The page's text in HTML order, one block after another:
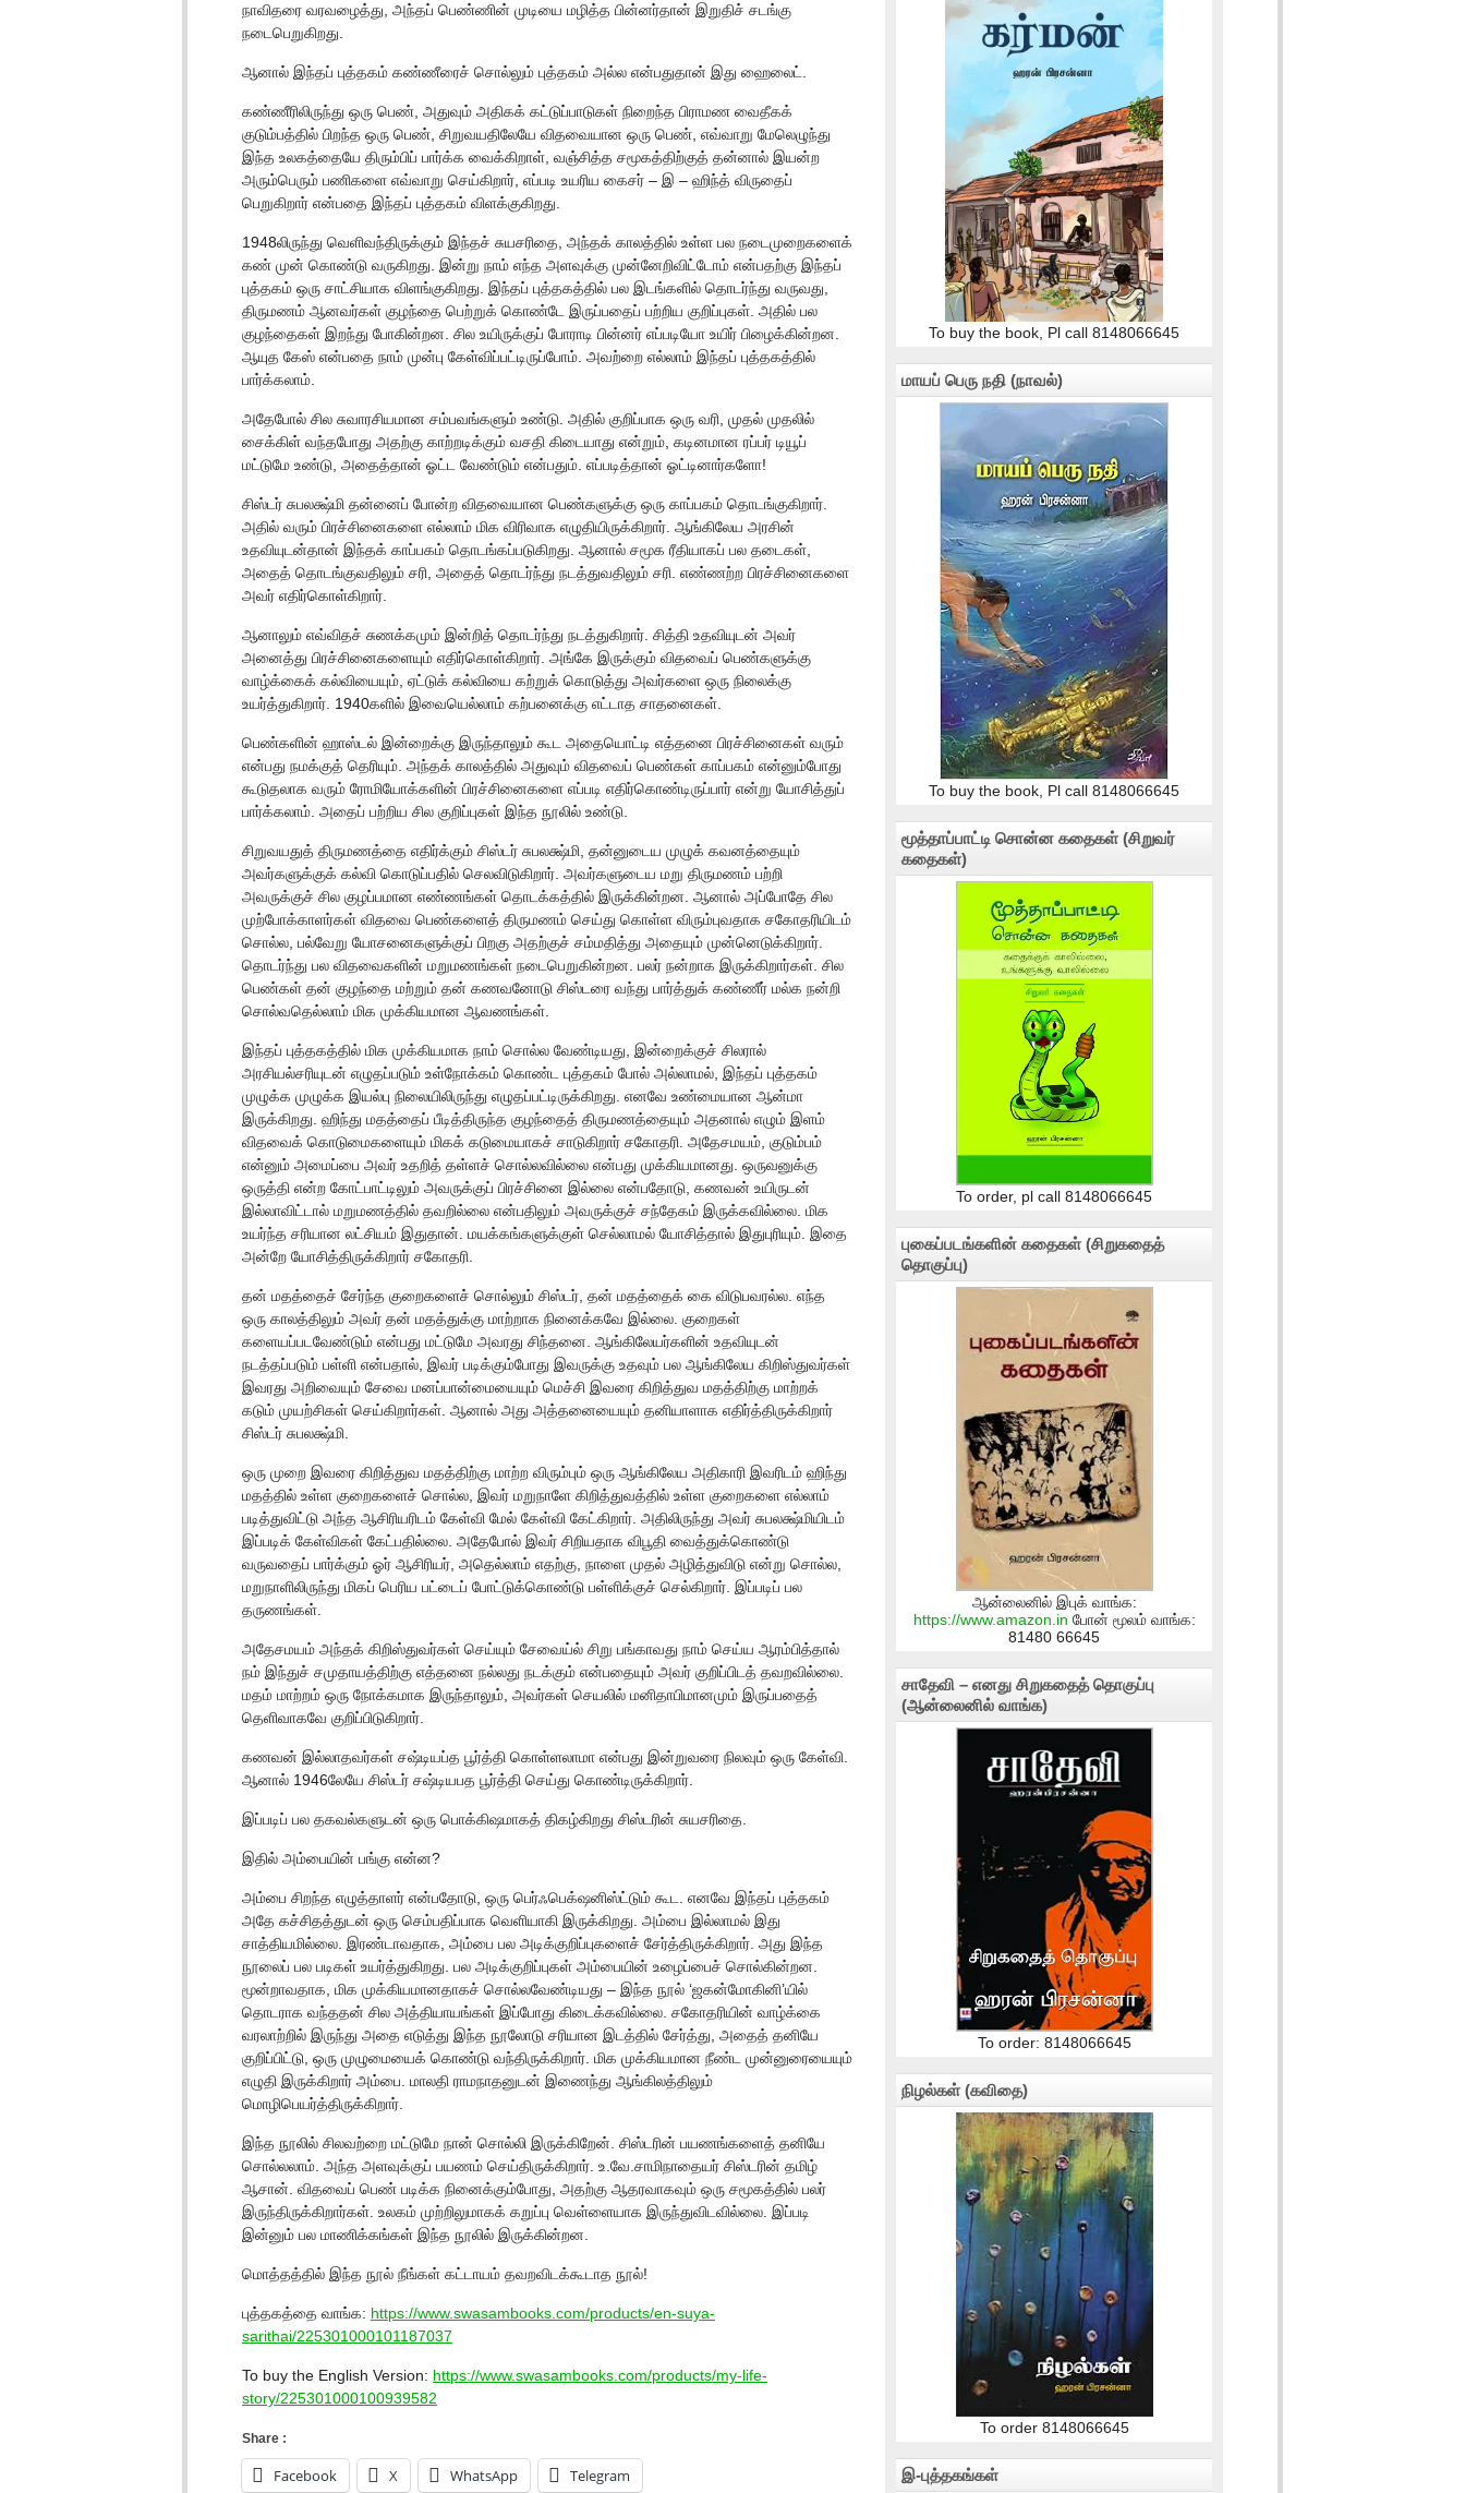
நாவிதரை வரவழைத்து, அந்தப் பெண்ணின் முடியை மழித்த பின்னர்தான் இறுதிச் சடங்கு
நடைபெறுகிறது.
ஆனால் இந்தப் புத்தகம் கண்ணீரைச் சொல்லும் புத்தகம் அல்ல என்பதுதான் இது ஹைலைட்.
கண்ணீரிலிருந்து ஒரு பெண், அதுவும் அதிகக் கட்டுப்பாடுகள் நிறைந்த பிராமண வைதீகக்
குடும்பத்தில் பிறந்த ஒரு பெண், சிறுவயதிலேயே விதவையான ஒரு பெண், எவ்வாறு மேலெழுந்து
இந்த உலகத்தையே திரும்பிப் பார்க்க வைக்கிறாள், வஞ்சித்த சமூகத்திற்குத் தன்னால் இயன்ற
அரும்பெரும் பணிகளை எவ்வாறு செய்கிறார், எப்படி உயரிய கைசர் – இ – ஹிந்த் விருதைப்
பெறுகிறார் என்பதை இந்தப் புத்தகம் விளக்குகிறது.
1948லிருந்து வெளிவந்திருக்கும் இந்தச் சுயசரிதை, அந்தக் காலத்தில் உள்ள பல நடைமுறைகளைக்
கண் முன் கொண்டு வருகிறது. இன்று நாம் எந்த அளவுக்கு முன்னேறிவிட்டோம் என்பதற்கு இந்தப்
புத்தகம் ஒரு சாட்சியாக விளங்குகிறது. இந்தப் புத்தகத்தில் பல இடங்களில் தொடர்ந்து வருவது,
திருமணம் ஆனவர்கள் குழந்தை பெற்றுக் கொண்டே இருப்பதைப் பற்றிய குறிப்புகள். அதில் பல
குழந்தைகள் இறந்து போகின்றன. சில உயிருக்குப் போராடி பின்னர் எப்படியோ உயிர் பிழைக்கின்றன.
ஆயுத கேஸ் என்பதை நாம் முன்பு கேள்விப்பட்டிருப்போம். அவற்றை எல்லாம் இந்தப் புத்தகத்தில்
பார்க்கலாம்.
அதேபோல் சில சுவாரசியமான சம்பவங்களும் உண்டு. அதில் குறிப்பாக ஒரு வரி, முதல் முதலில்
சைக்கிள் வந்தபோது அதற்கு காற்றடிக்கும் வசதி கிடையாது என்றும், கடினமான ரப்பர் டியூப்
மட்டுமே உண்டு, அதைத்தான் ஓட்ட வேண்டும் என்பதும். எப்படித்தான் ஓட்டினார்களோ!
சிஸ்டர் சுபலக்ஷ்மி தன்னைப் போன்ற விதவையான பெண்களுக்கு ஒரு காப்பகம் தொடங்குகிறார்.
அதில் வரும் பிரச்சினைகளை எல்லாம் மிக விரிவாக எழுதியிருக்கிறார். ஆங்கிலேய அரசின்
உதவியுடன்தான் இந்தக் காப்பகம் தொடங்கப்படுகிறது. ஆனால் சமூக ரீதியாகப் பல தடைகள்,
அதைத் தொடங்குவதிலும் சரி, அதைத் தொடர்ந்து நடத்துவதிலும் சரி. எண்ணற்ற பிரச்சினைகளை
அவர் எதிர்கொள்கிறார்.
ஆனாலும் எவ்விதச் சுணக்கமும் இன்றித் தொடர்ந்து நடத்துகிறார். சித்தி உதவியுடன் அவர்
அனைத்து பிரச்சினைகளையும் எதிர்கொள்கிறார். அங்கே இருக்கும் விதவைப் பெண்களுக்கு
வாழ்க்கைக் கல்வியையும், ஏட்டுக் கல்வியை கற்றுக் கொடுத்து அவர்களை ஒரு நிலைக்கு
உயர்த்துகிறார். 1940களில் இவையெல்லாம் கற்பனைக்கு எட்டாத சாதனைகள்.
பெண்களின் ஹாஸ்டல் இன்றைக்கு இருந்தாலும் கூட அதையொட்டி எத்தனை பிரச்சினைகள் வரும்
என்பது நமக்குத் தெரியும். அந்தக் காலத்தில் அதுவும் விதவைப் பெண்கள் காப்பகம் என்னும்போது
கூடுதலாக வரும் ரோமியோக்களின் பிரச்சினைகளை எப்படி எதிர்கொண்டிருப்பார் என்று யோசித்துப்
பார்க்கலாம். அதைப் பற்றிய சில குறிப்புகள் இந்த நூலில் உண்டு.
சிறுவயதுத் திருமணத்தை எதிர்க்கும் சிஸ்டர் சுபலக்ஷ்மி, தன்னுடைய முழுக் கவனத்தையும்
அவர்களுக்குக் கல்வி கொடுப்பதில் செலவிடுகிறார். அவர்களுடைய மறு திருமணம் பற்றி
அவருக்குச் சில குழப்பமான எண்ணங்கள் தொடக்கத்தில் இருக்கின்றன. ஆனால் அப்போதே சில
முற்போக்காளர்கள் விதவை பெண்களைத் திருமணம் செய்து கொள்ள விரும்புவதாக சகோதரியிடம்
சொல்ல, பல்வேறு யோசனைகளுக்குப் பிறகு அதற்குச் சம்மதித்து அதையும் முன்னெடுக்கிறார்.
தொடர்ந்து பல விதவைகளின் மறுமணங்கள் நடைபெறுகின்றன. பலர் நன்றாக இருக்கிறார்கள். சில
பெண்கள் தன் குழந்தை மற்றும் தன் கணவனோடு சிஸ்டரை வந்து பார்த்துக் கண்ணீர் மல்க நன்றி
சொல்வதெல்லாம் மிக முக்கியமான ஆவணங்கள்.
இந்தப் புத்தகத்தில் மிக முக்கியமாக நாம் சொல்ல வேண்டியது, இன்றைக்குச் சிலரால்
அரசியல்சரியுடன் எழுதப்படும் உள்நோக்கம் கொண்ட புத்தகம் போல் அல்லாமல், இந்தப் புத்தகம்
முழுக்க முழுக்க இயல்பு நிலையிலிருந்து எழுதப்பட்டிருக்கிறது. எனவே உண்மையான ஆன்மா
இருக்கிறது. ஹிந்து மதத்தைப் பீடித்திருந்த குழந்தைத் திருமணத்தையும் அதனால் எழும் இளம்
விதவைக் கொடுமைகளையும் மிகக் கடுமையாகச் சாடுகிறார் சகோதரி. அதேசமயம், குடும்பம்
என்னும் அமைப்பை அவர் உதறித் தள்ளச் சொல்லவில்லை என்பது முக்கியமானது. ஒருவனுக்கு
ஒருத்தி என்ற கோட்பாட்டிலும் அவருக்குப் பிரச்சினை இல்லை என்பதோடு, கணவன் உயிருடன்
இல்லாவிட்டால் மறுமணத்தில் தவறில்லை என்பதிலும் அவருக்குச் சந்தேகம் இருக்கவில்லை. மிக
உயர்ந்த சரியான லட்சியம் இதுதான். மயக்கங்களுக்குள் செல்லாமல் யோசித்தால் இதுபுரியும். இதை
அன்றே யோசித்திருக்கிறார் சகோதரி.
தன் மதத்தைச் சேர்ந்த குறைகளைச் சொல்லும் சிஸ்டர், தன் மதத்தைக் கை விடுபவரல்ல. எந்த
ஒரு காலத்திலும் அவர் தன் மதத்துக்கு மாற்றாக நினைக்கவே இல்லை. குறைகள்
களையப்படவேண்டும் என்பது மட்டுமே அவரது சிந்தனை. ஆங்கிலேயர்களின் உதவியுடன்
நடத்தப்படும் பள்ளி என்பதால், இவர் படிக்கும்போது இவருக்கு உதவும் பல ஆங்கிலேய கிறிஸ்துவர்கள்
இவரது அறிவையும் சேவை மனப்பான்மையையும் மெச்சி இவரை கிறித்துவ மதத்திற்கு மாற்றக்
கடும் முயற்சிகள் செய்கிறார்கள். ஆனால் அது அத்தனையையும் தனியாளாக எதிர்த்திருக்கிறார்
சிஸ்டர் சுபலக்ஷ்மி.
ஒரு முறை இவரை கிறித்துவ மதத்திற்கு மாற்ற விரும்பும் ஒரு ஆங்கிலேய அதிகாரி இவரிடம் ஹிந்து
மதத்தில் உள்ள குறைகளைச் சொல்ல, இவர் மறுநாளே கிறித்துவத்தில் உள்ள குறைகளை எல்லாம்
படித்துவிட்டு அந்த ஆசிரியரிடம் கேள்வி மேல் கேள்வி கேட்கிறார். அதிலிருந்து அவர் சுபலக்ஷ்மியிடம்
இப்படிக் கேள்விகள் கேட்பதில்லை. அதேபோல் இவர் சிறியதாக விபூதி வைத்துக்கொண்டு
வருவதைப் பார்க்கும் ஓர் ஆசிரியர், அதெல்லாம் எதற்கு, நாளை முதல் அழித்துவிடு என்று சொல்ல,
மறுநாளிலிருந்து மிகப் பெரிய பட்டைப் போட்டுக்கொண்டு பள்ளிக்குச் செல்கிறார். இப்படிப் பல
தருணங்கள்.
அதேசமயம் அந்தக் கிறிஸ்துவர்கள் செய்யும் சேவைய்ல் சிறு பங்காவது நாம் செய்ய ஆரம்பித்தால்
நம் இந்துச் சமுதாயத்திற்கு எத்தனை நல்லது நடக்கும் என்பதையும் அவர் குறிப்பிடத் தவறவில்லை.
மதம் மாற்றம் ஒரு நோக்கமாக இருந்தாலும், அவர்கள் செயலில் மனிதாபிமானமும் இருப்பதைத்
தெளிவாகவே குறிப்பிடுகிறார்.
கணவன் இல்லாதவர்கள் சஷ்டியப்த பூர்த்தி கொள்ளலாமா என்பது இன்றுவரை நிலவும் ஒரு கேள்வி.
ஆனால் 1946லேயே சிஸ்டர் சஷ்டியபத பூர்த்தி செய்து கொண்டிருக்கிறார்.
இப்படிப் பல தகவல்களுடன் ஒரு பொக்கிஷமாகத் திகழ்கிறது சிஸ்டரின் சுயசரிதை.
இதில் அம்பையின் பங்கு என்ன?
அம்பை சிறந்த எழுத்தாளர் என்பதோடு, ஒரு பெர்ஃபெக்‌ஷனிஸ்ட்டும் கூட. எனவே இந்தப் புத்தகம்
அதே கச்சிதத்துடன் ஒரு செம்பதிப்பாக வெளியாகி இருக்கிறது. அம்பை இல்லாமல் இது
சாத்தியமில்லை. இரண்டாவதாக, அம்பை பல அடிக்குறிப்புகளைச் சேர்த்திருக்கிறார். அது இந்த
நூலைப் பல படிகள் உயர்த்துகிறது. பல அடிக்குறிப்புகள் அம்பையின் உழைப்பைச் சொல்கின்றன.
மூன்றாவதாக, மிக முக்கியமானதாகச் சொல்லவேண்டியது – இந்த நூல் ‘ஜகன்மோகினி’யில்
தொடராக வந்ததன் சில அத்தியாயங்கள் இப்போது கிடைக்கவில்லை. சகோதரியின் வாழ்க்கை
வரலாற்றில் இருந்து அதை எடுத்து இந்த நூலோடு சரியான இடத்தில் சேர்த்து, அதைத் தனியே
குறிப்பிட்டு, ஒரு முழுமையைக் கொண்டு வந்திருக்கிறார். மிக முக்கியமான நீண்ட முன்னுரையையும்
எழுதி இருக்கிறார் அம்பை. மாலதி ராமநாதனுடன் இணைந்து ஆங்கிலத்திலும்
மொழிபெயர்த்திருக்கிறார்.
இந்த நூலில் சிலவற்றை மட்டுமே நான் சொல்லி இருக்கிறேன். சிஸ்டரின் பயணங்களைத் தனியே
சொல்லலாம். அந்த அளவுக்குப் பயணம் செய்திருக்கிறார். உ.வே.சாமிநாதையர் சிஸ்டரின் தமிழ்
ஆசான். விதவைப் பெண் படிக்க நினைக்கும்போது, அதற்கு ஆதரவாகவும் ஒரு சமூகத்தில் பலர்
இருந்திருக்கிறார்கள். உலகம் முற்றிலுமாகக் கறுப்பு வெள்ளையாக இருந்துவிடவில்லை. இப்படி
இன்னும் பல மாணிக்கங்கள் இந்த நூலில் இருக்கின்றன.
மொத்தத்தில் இந்த நூல் நீங்கள் கட்டாயம் தவறவிடக்கூடாத நூல்!
புத்தகத்தை வாங்க: https://www.swasambooks.com/products/en-suya-
sarithai/225301000101187037
To buy the English Version: https://www.swasambooks.com/products/my-life-
story/225301000100939582
Share :
Facebook X WhatsApp Telegram
To buy the book, Pl call 8148066645
மாயப் பெரு நதி (நாவல்)
To buy the book, Pl call 8148066645
மூத்தாப்பாட்டி சொன்ன கதைகள் (சிறுவர்
கதைகள்)
To order, pl call 8148066645
புகைப்படங்களின் கதைகள் (சிறுகதைத்
தொகுப்பு)
ஆன்லைனில் இபுக் வாங்க:
https://www.amazon.in போன் மூலம் வாங்க:
81480 66645
சாதேவி – எனது சிறுகதைத் தொகுப்பு
(ஆன்லைனில் வாங்க)
To order: 8148066645
நிழல்கள் (கவிதை)
To order 8148066645
இ-புத்தகங்கள்